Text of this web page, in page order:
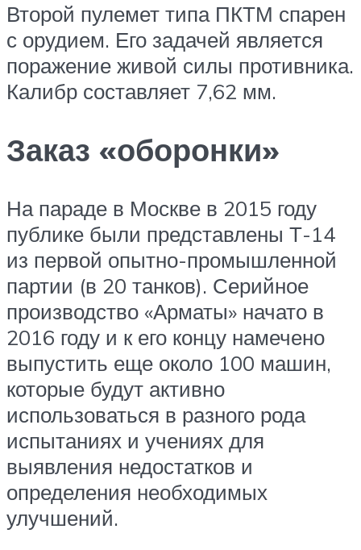
Второй пулемет типа ПКТМ спарен
с орудием. Его задачей является
поражение живой силы противника.
Калибр составляет 7,62 мм.
Заказ «оборонки»
На параде в Москве в 2015 году
публике были представлены Т-14
из первой опытно-промышленной
партии (в 20 танков). Серийное
производство «Арматы» начато в
2016 году и к его концу намечено
выпустить еще около 100 машин,
которые будут активно
использоваться в разного рода
испытаниях и учениях для
выявления недостатков и
определения необходимых
улучшений.